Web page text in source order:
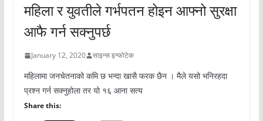
महिला र युवतीले गर्भपतन होइन आफ्नो सुरक्षा
आफै गर्न सक्नुपर्छ
January 12, 2020 साइन्स इन्फोटेक
महिलामा जनचेतनाको कमि छ भन्दा खासै फरक छैन । मैले यसो भनिरहदा
प्रश्न गर्न सक्नुहोला तर यो १६ आना सत्य
Share this: